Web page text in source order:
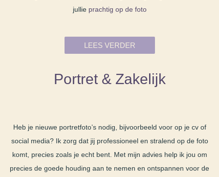
jullie prachtig op de foto
LEES VERDER
Portret & Zakelijk
Heb je nieuwe portretfoto’s nodig, bijvoorbeeld voor op je cv of
social media? Ik zorg dat jij professioneel en stralend op de foto
komt, precies zoals je echt bent. Met mijn advies help ik jou om
precies de goede houding aan te nemen en ontspannen voor de